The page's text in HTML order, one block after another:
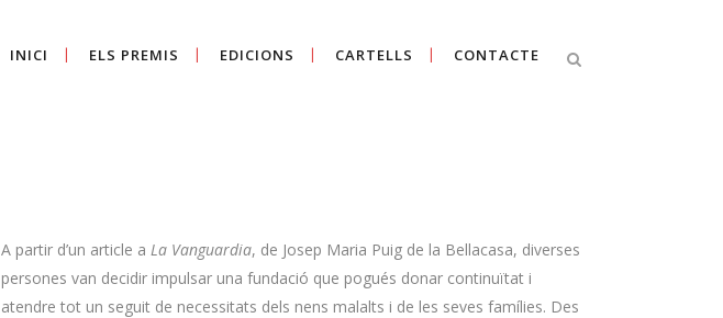
Cercar
INICI ELS PREMIS EDICIONS CARTELLS CONTACTE
A partir d’un article a La Vanguardia, de Josep Maria Puig de la Bellacasa, diverses
persones van decidir impulsar una fundació que pogués donar continuïtat i
atendre tot un seguit de necessitats dels nens malalts i de les seves famílies. Des